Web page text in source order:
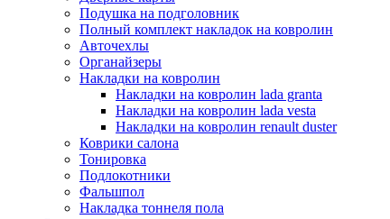
Подушка на подголовник
Полный комплект накладок на ковролин
Авточехлы
Органайзеры
Накладки на ковролин
Накладки на ковролин lada granta
Накладки на ковролин lada vesta
Накладки на ковролин renault duster
Коврики салона
Тонировка
Подлокотники
Фальшпол
Накладка тоннеля пола